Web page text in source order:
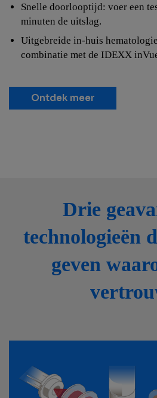
Snelle doorlooptijd: voer een
minuten de uitslag.
Uitgebreide in-huis
combinatie met de IDEXX
Ontdek meer
Drie
technologieën
geven